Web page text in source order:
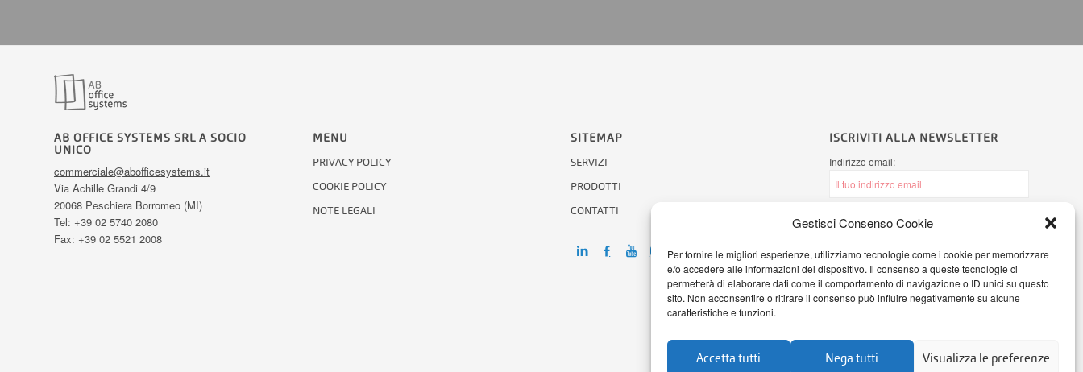
Gestisci Consenso Cookie
Per fornire le migliori esperienze, utilizziamo tecnologie come i cookie per memorizzare
e/o accedere alle informazioni del dispositivo. Il consenso a queste tecnologie ci
permetterà di elaborare dati come il comportamento di navigazione o ID unici su questo
sito. Non acconsentire o ritirare il consenso può influire negativamente su alcune
caratteristiche e funzioni.
Accetta tutti Nega tutti Visualizza le preferenze
AB OFFICE SYSTEMS SRL A SOCIO
UNICO
commerciale@abofficesystems.it
Via Achille Grandi 4/9
20068 Peschiera Borromeo (MI)
Tel: +39 02 5740 2080
Fax: +39 02 5521 2008
MENU
PRIVACY POLICY
COOKIE POLICY
NOTE LEGALI
SITEMAP
SERVIZI
PRODOTTI
CONTATTI
ISCRIVITI ALLA NEWSLETTER
Indirizzo email:
Ho letto l'informativa sulla Privacy
miei dati personali secondo il Regolamento
(UE) 2016/679